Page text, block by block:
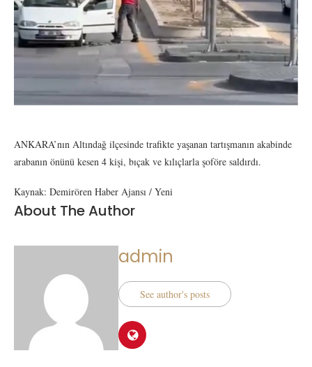
ANKARA’nın Altındağ ilçesinde trafikte yaşanan tartışmanın akabinde
arabanın önünü kesen 4 kişi, bıçak ve kılıçlarla şoföre saldırdı.
Kaynak: Demirören Haber Ajansı / Yeni
About The Author
admin
See author's posts